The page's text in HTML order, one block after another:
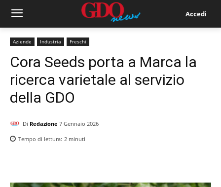
Accedi
Aziende Industria Freschi
Cora Seeds porta a Marca la
ricerca varietale al servizio
della GDO
Di Redazione 7 Gennaio 2026
Tempo di lettura: 2 minuti